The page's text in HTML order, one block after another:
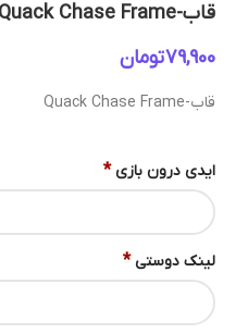
قاب-Quack Chase Frame
تومان
قاب-Quack Chase Frame
ایدی درون بازی *
لینک دوستی *